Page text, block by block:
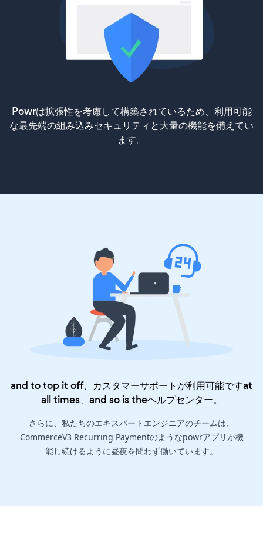
Powrは拡張性を考慮して構築されているため、利用可能
な最先端の組み込みセキュリティと大量の機能を備えてい
ます。
and to top it off、カスタマーサポートが利用可能ですat
all times、and so is theヘルプセンター。
さらに、私たちのエキスパートエンジニアのチームは、
CommerceV3 Recurring Paymentのようなpowrアプリが機
能し続けるように昼夜を問わず働いています。